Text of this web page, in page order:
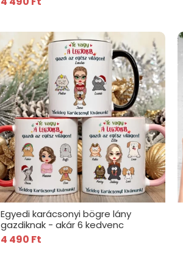
Egyedi karácsonyi bögre lány
gazdiknak - akár 6 kedvenc
4 490 Ft